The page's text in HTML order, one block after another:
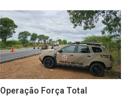
Operação Força Total